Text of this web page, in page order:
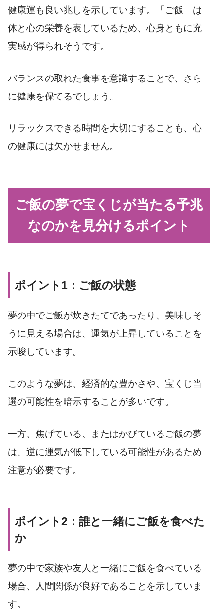
健康運も良い兆しを示しています。「ご飯」は
体と心の栄養を表しているため、心身ともに充
実感が得られそうです。
バランスの取れた食事を意識することで、さら
に健康を保てるでしょう。
リラックスできる時間を大切にすることも、心
の健康には欠かせません。
ご飯の夢で宝くじが当たる予兆
なのかを見分けるポイント
ポイント1：ご飯の状態
夢の中でご飯が炊きたてであったり、美味しそ
うに見える場合は、運気が上昇していることを
示唆しています。
このような夢は、経済的な豊かさや、宝くじ当
選の可能性を暗示することが多いです。
一方、焦げている、またはかびているご飯の夢
は、逆に運気が低下している可能性があるため
注意が必要です。
ポイント2：誰と一緒にご飯を食べた
か
夢の中で家族や友人と一緒にご飯を食べている
場合、人間関係が良好であることを示していま
す。